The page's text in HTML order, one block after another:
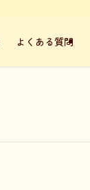
よくある質問